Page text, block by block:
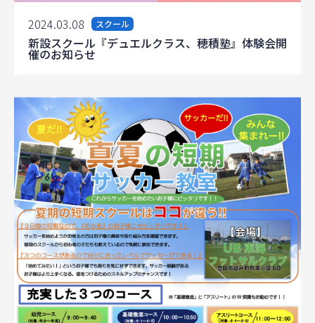
2024.03.08 スクール
新設スクール『デュエルクラス、穂積塾』体験会開
催のお知らせ